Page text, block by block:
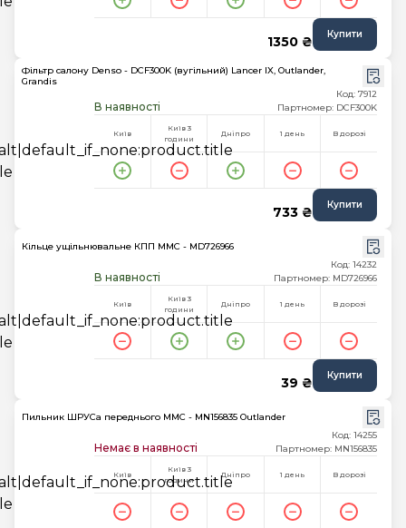
1350 ₴ Купити
Фільтр салону Denso - DCF300K (вугільний) Lancer IX, Outlander,
Grandis
В наявності
Код: 7912
Партномер: DCF300K
Київ
Київ 3
години
Дніпро 1 день В дорозі
733 ₴ Купити
Кільце ущільнювальне КПП MMC - MD726966
В наявності
Код: 14232
Партномер: MD726966
Київ
Київ 3
години
Дніпро 1 день В дорозі
39 ₴ Купити
Пильник ШРУСа переднього MMC - MN156835 Outlander
Немає в наявності
Код: 14255
Партномер: MN156835
Київ
Київ 3
години
Дніпро 1 день В дорозі